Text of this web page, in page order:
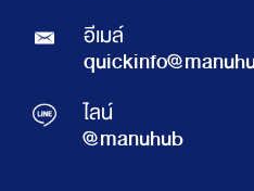
อีเมล์
ไลน์
@manuhub